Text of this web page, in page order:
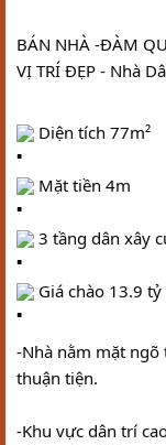
BÁN NHÀ -ĐÀM
VỊ TRÍ ĐẸP - Nhà
Diện tích 77m²
Mặt tiền 4m
3 tầng dân xây
Giá chào 13.9 tỷ
-Nhà nằm mặt
thuận tiện.
-Khu vực dân trí